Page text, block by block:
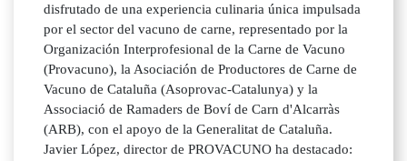
disfrutado de una experiencia culinaria única impulsada
por el sector del vacuno de carne, representado por la
Organización Interprofesional de la Carne de Vacuno
(Provacuno), la Asociación de Productores de Carne de
Vacuno de Cataluña (Asoprovac-Catalunya) y la
Associació de Ramaders de Boví de Carn d'Alcarràs
(ARB), con el apoyo de la Generalitat de Cataluña.
Javier López, director de PROVACUNO ha destacado: